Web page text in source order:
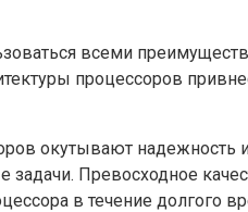
всеми
процессоров
окутывают надежность
Превосходное
в течение долгого